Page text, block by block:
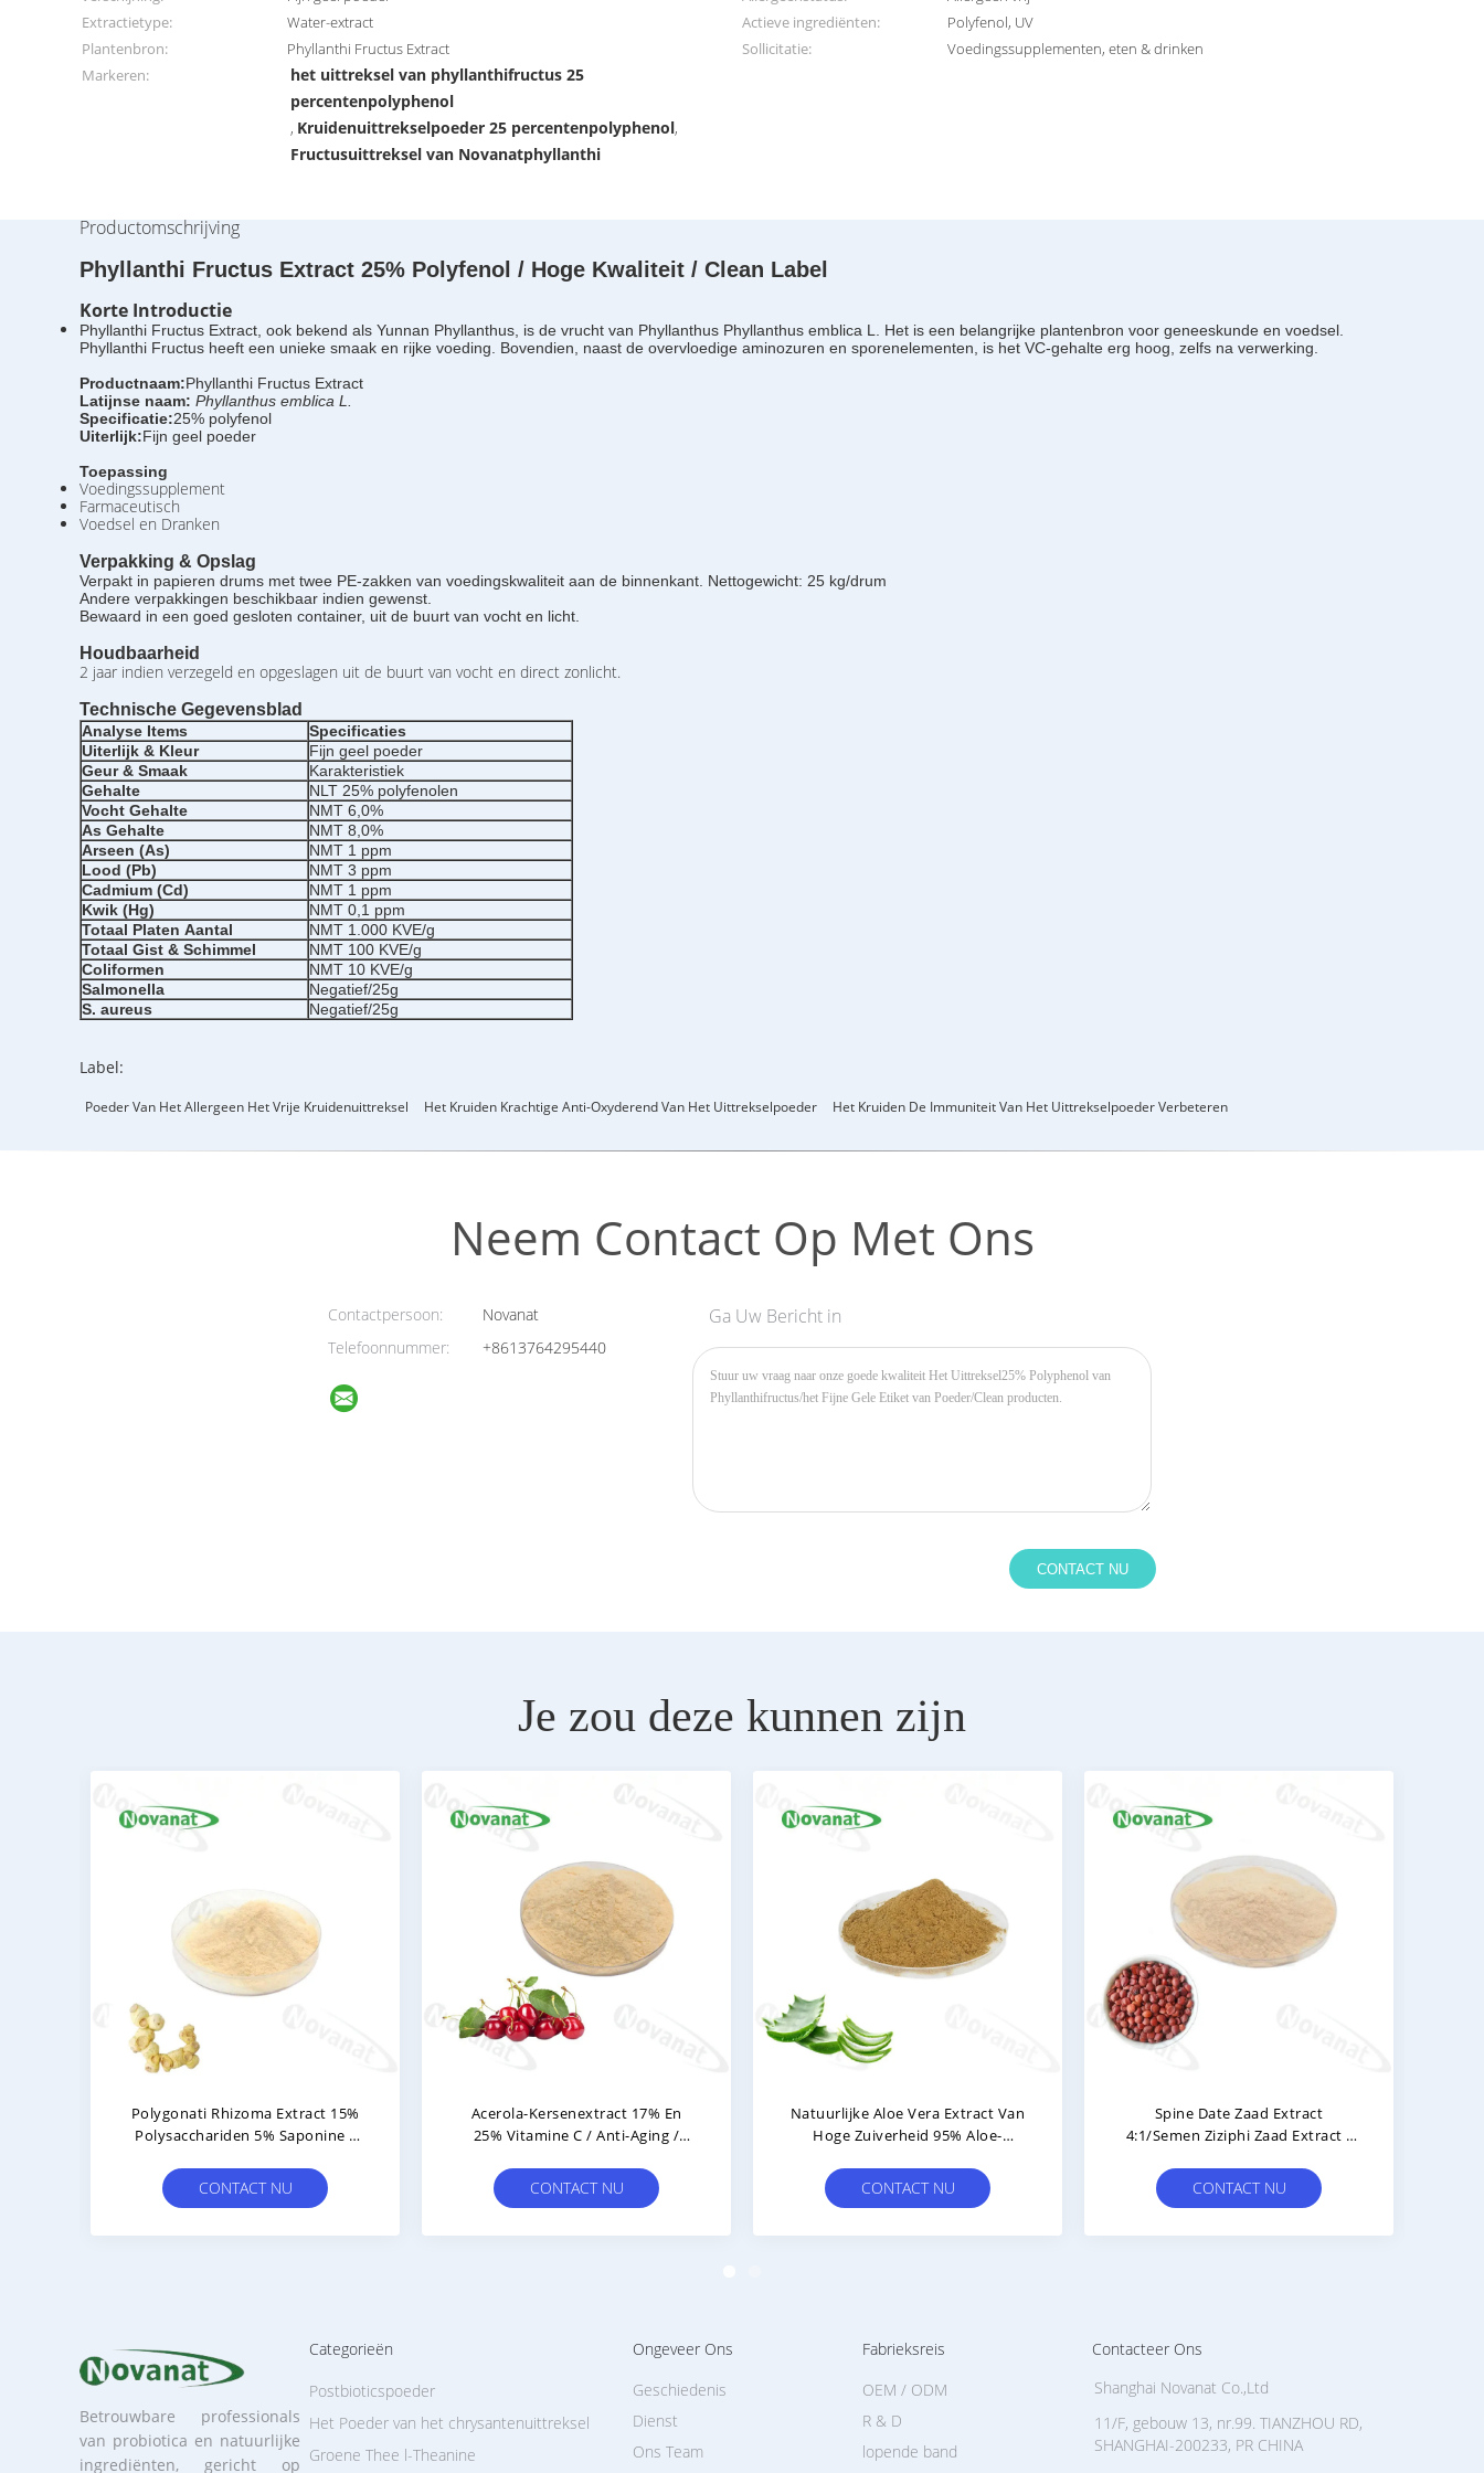
Extractietype:
Water-extract Actieve ingrediënten:
Polyfenol, UV
Plantenbron:
Phyllanthi Fructus Extract Sollicitatie:
Voedingssupplementen, eten & drinken
Markeren:
het uittreksel van phyllanthifructus 25
percentenpolyphenol
, Kruidenuittrekselpoeder 25 percentenpolyphenol,
Fructusuittreksel van Novanatphyllanthi
Productomschrijving
Phyllanthi Fructus Extract 25% Polyfenol / Hoge Kwaliteit / Clean Label
Korte Introductie
Phyllanthi Fructus Extract, ook bekend als Yunnan Phyllanthus, is de vrucht van Phyllanthus Phyllanthus emblica L. Het is een belangrijke plantenbron voor geneeskunde en voedsel.
Phyllanthi Fructus heeft een unieke smaak en rijke voeding. Bovendien, naast de overvloedige aminozuren en sporenelementen, is het VC-gehalte erg hoog, zelfs na verwerking.
Productnaam:Phyllanthi Fructus Extract
Latijnse naam: Phyllanthus emblica L.
Specificatie:25% polyfenol
Uiterlijk:Fijn geel poeder
Toepassing
Voedingssupplement
Farmaceutisch
Voedsel en Dranken
Verpakking & Opslag
Verpakt in papieren drums met twee PE-zakken van voedingskwaliteit aan de binnenkant. Nettogewicht: 25 kg/drum
Andere verpakkingen beschikbaar indien gewenst.
Bewaard in een goed gesloten container, uit de buurt van vocht en licht.
Houdbaarheid
2 jaar indien verzegeld en opgeslagen uit de buurt van vocht en direct zonlicht.
Technische Gegevensblad
Analyse Items
Specificaties
Uiterlijk & Kleur
Fijn geel poeder
Geur & Smaak
Karakteristiek
Gehalte
NLT 25% polyfenolen
Vocht Gehalte
NMT 6,0%
As Gehalte
NMT 8,0%
Arseen (As)
NMT 1 ppm
Lood (Pb)
NMT 3 ppm
Cadmium (Cd)
NMT 1 ppm
Kwik (Hg)
NMT 0,1 ppm
Totaal Platen Aantal
NMT 1.000 KVE/g
Totaal Gist & Schimmel
NMT 100 KVE/g
Coliformen
NMT 10 KVE/g
Salmonella
Negatief/25g
S. aureus Negatief/25g
Label:
Poeder Van Het Allergeen Het Vrije Kruidenuittreksel Het Kruiden Krachtige Anti-Oxyderend Van Het Uittrekselpoeder Het Kruiden De Immuniteit Van Het Uittrekselpoeder Verbeteren
Neem Contact Op Met Ons
Contactpersoon:
Novanat
Telefoonnummer:
+8613764295440
Ga Uw Bericht in
Je zou deze kunnen zijn
Spine Date Zaad Extract
Semen Ziziphi Zaad Extract /
Wateroplosbaarheid
Artichoke Extract Herbal Extract
Powder 2,5% Artichokezuur 5%
Het De Bloemuittreksel Rich In
Vitamin C Van Roselle Extract
Zuivere Aroma/maakt Etiket
Aloe Vera Gel Vriesgedroogd
Poeder 200/1 100/1 50/1
Grapefruit Seed
Flavonen / Clean Label
Betrouwbare professionals
van probiotica en natuurlijke
ingrediënten, gericht op
Categorieën
Postbioticspoeder
Het Poeder van het chrysantenuittreksel
Groene Thee l-Theanine
Ongeveer Ons
Geschiedenis
Dienst
Ons Team
Fabrieksreis
lopende band
OEM / ODM
R & D
Contacteer Ons
Shanghai Novanat Co.,Ltd
11/F, gebouw 13, nr.99. TIANZHOU RD,
SHANGHAI-200233, PR CHINA